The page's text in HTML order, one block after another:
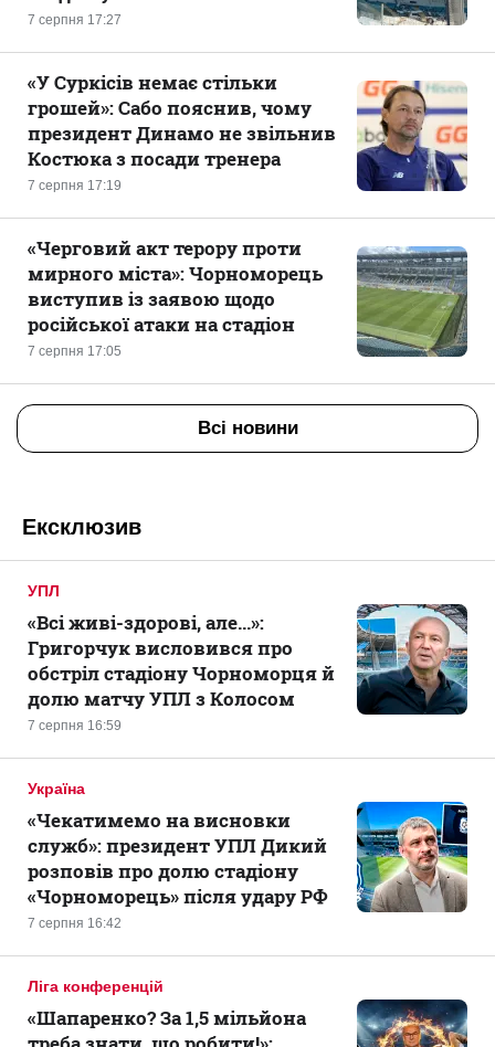
7 серпня 17:27
7 серпня 17:19
«У Суркісів немає стільки
грошей»: Сабо пояснив, чому
президент Динамо не звільнив
Костюка з посади тренера
7 серпня 17:05
«Черговий акт терору проти
мирного міста»: Чорноморець
виступив із заявою щодо
російської атаки на стадіон
Всі новини
Ексклюзив
УПЛ
7 серпня 16:59
«Всі живі-здорові, але...»:
Григорчук висловився про
обстріл стадіону Чорноморця й
долю матчу УПЛ з Колосом
Україна
7 серпня 16:42
«Чекатимемо на висновки
служб»: президент УПЛ Дикий
розповів про долю стадіону
«Чорноморець» після удару РФ
Ліга конференцій
«Шапаренко? За 1,5 мільйона